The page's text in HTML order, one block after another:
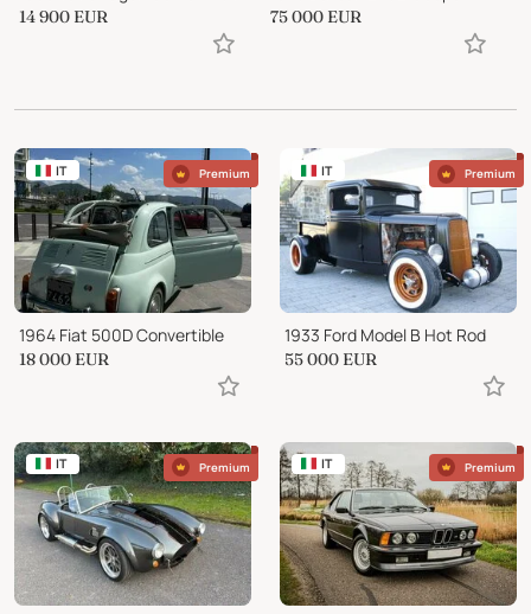
14 900 EUR 75 000 EUR
IT Premium
1964 Fiat 500D Convertible
18 000 EUR
IT Premium
1933 Ford Model B Hot Rod
55 000 EUR
IT Premium IT Premium